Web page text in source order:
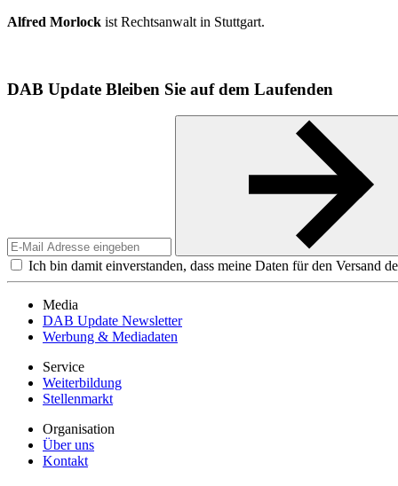
Alfred Morlock ist Rechtsanwalt in Stuttgart.
DAB Update Bleiben Sie auf dem Laufenden
Ich bin damit einverstanden, dass meine Daten für den Versand
Media
DAB Update Newsletter
Werbung & Mediadaten
Service
Weiterbildung
Stellenmarkt
Organisation
Über uns
Kontakt